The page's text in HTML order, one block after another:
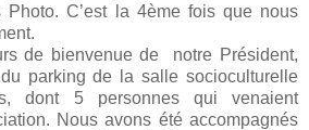
Photo. C’est la 4ème fois que nous
de bienvenue de notre Président,
parking de la salle socioculturelle
dont 5 personnes qui venaient
Nous avons été accompagnés